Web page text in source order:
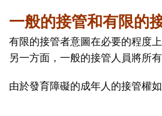
一般的接管和有限的
有限的接管者意圖在必要的程度
另一方面，一般的接管人員將所
由於發育障礙的成年人的接管權